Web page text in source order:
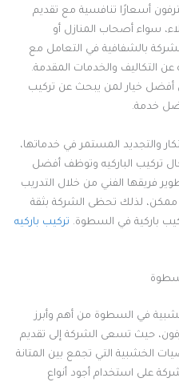
أسعارًا تنافسية مع تقديم
سواء أصحاب المنازل أو
بالشفافية في التعامل مع
التكاليف والخدمات المقدمة.
أفضل خيار لمن يبحث عن تركيب
خدمة.
والتجديد المستمر في خدماتها،
تركيب الباركيه وتوظف أفضل
فريقها الفني من خلال التدريب
لذلك تحظى الشركة بثقة
باركية في السطوة. تركيب باركيه
في السطوة من أهم وأبرز
حيث تسعى الشركة إلى تقديم
الخشبية التي تجمع بين المتانة
على استخدام أجود أنواع